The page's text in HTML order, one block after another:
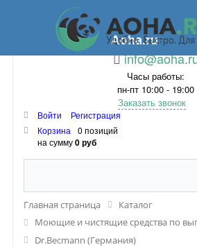
Aoha.ru
Часы работы:
пн-пт 10:00 - 19:00
Заказать звонок
Войти
Регистрация
Корзина
0 позиций
на сумму0 руб
Главная страница
Каталог
Моющие и чистящие средства по
Dr.Becmann (Германия)